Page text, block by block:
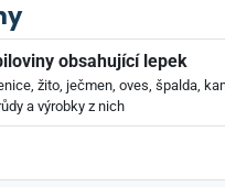
obsahující lepek
žito, ječmen, oves, špalda,
a výrobky z nich